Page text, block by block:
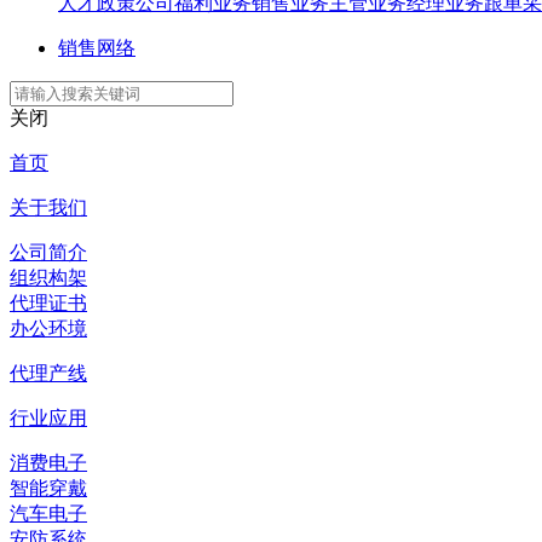
销售网络
关闭
首页
关于我们
公司简介
组织构架
代理证书
办公环境
代理产线
行业应用
消费电子
智能穿戴
汽车电子